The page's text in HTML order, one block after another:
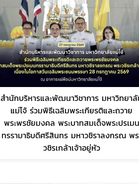
สำนักบริหารและพัฒนาวิชาการ มหาวิทยา
แม่โจ้ ร่วมพิธีเฉลิมพระเกียรติและถวาย
พระพรชัยมงคล พระบาทสมเด็จพระปรเมน
ทรรามาธิบดีศรีสินทร มหาวชิราลงกรณ พร
วชิรเกล้าเจ้าอยู่หัว